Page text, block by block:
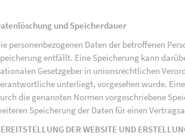
und Speicherdauer
personenbezogenen Daten der betroffenen
entfällt. Eine Speicherung kann
Gesetzgeber in unionsrechtlichen
unterliegt, vorgesehen wurde.
die genannten Normen vorgeschriebene
Speicherung der Daten für einen
DER WEBSITE UND